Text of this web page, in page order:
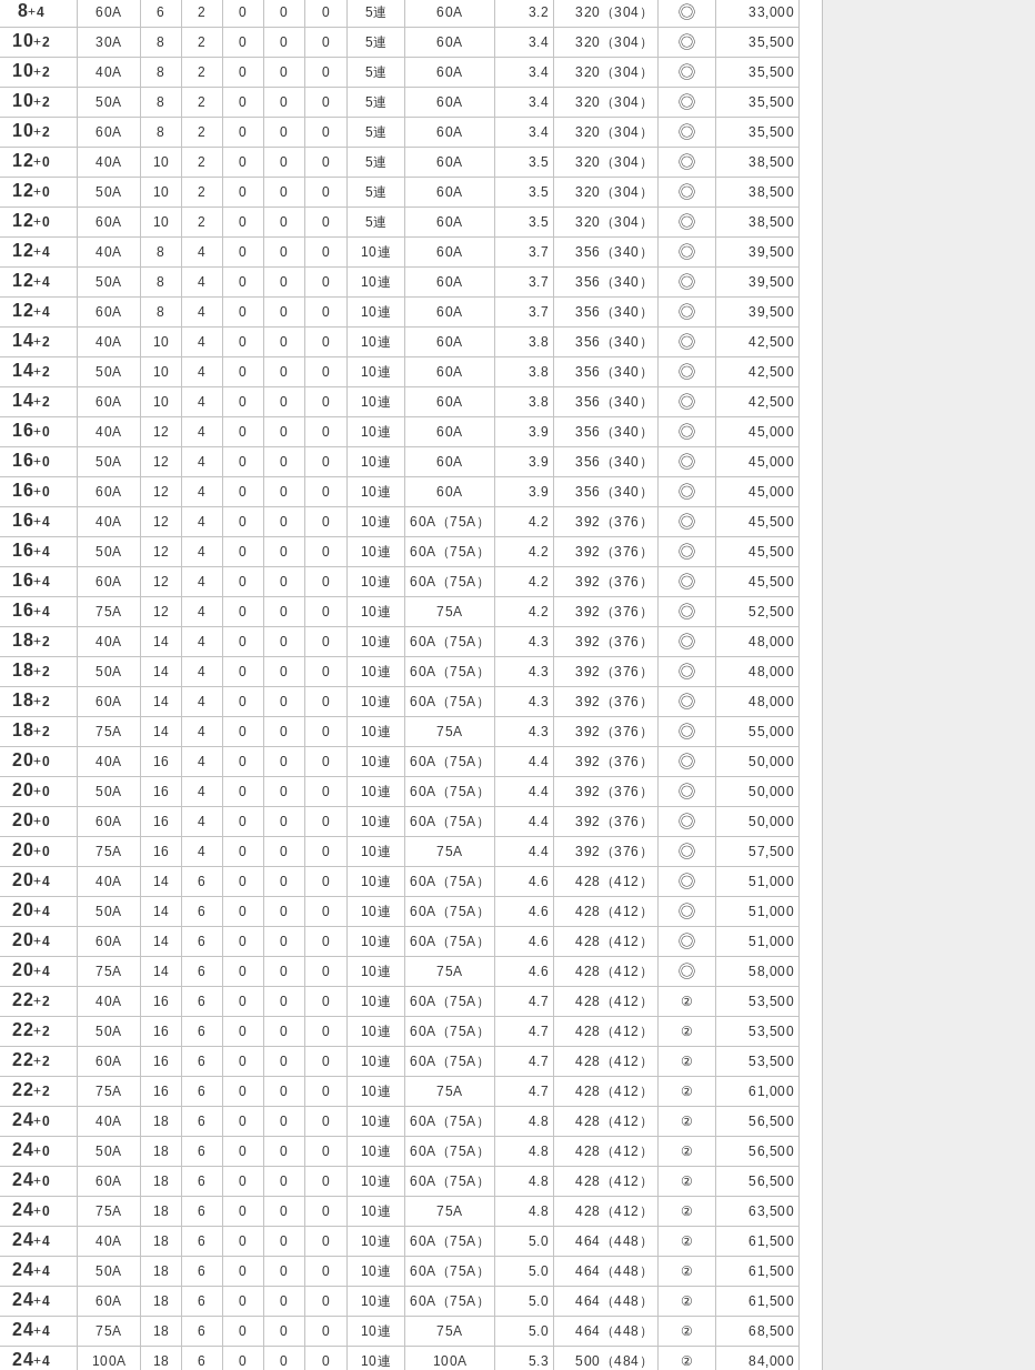
8+4 60A 6 2 0 0 0 5連 60A 3.2 320（304）
33,000
10+2 30A 8 2 0 0 0 5連 60A 3.4 320（304）
35,500
10+2 40A 8 2 0 0 0 5連 60A 3.4 320（304）
35,500
10+2 50A 8 2 0 0 0 5連 60A 3.4 320（304）
35,500
10+2 60A 8 2 0 0 0 5連 60A 3.4 320（304）
35,500
12+0 40A 10 2 0 0 0 5連 60A 3.5 320（304）
38,500
12+0 50A 10 2 0 0 0 5連 60A 3.5 320（304）
38,500
12+0 60A 10 2 0 0 0 5連 60A 3.5 320（304）
38,500
12+4 40A 8 4 0 0 0 10連 60A 3.7 356（340）
39,500
12+4 50A 8 4 0 0 0 10連 60A 3.7 356（340）
39,500
12+4 60A 8 4 0 0 0 10連 60A 3.7 356（340）
39,500
14+2 40A 10 4 0 0 0 10連 60A 3.8 356（340）
42,500
14+2 50A 10 4 0 0 0 10連 60A 3.8 356（340）
42,500
14+2 60A 10 4 0 0 0 10連 60A 3.8 356（340）
42,500
16+0 40A 12 4 0 0 0 10連 60A 3.9 356（340）
45,000
16+0 50A 12 4 0 0 0 10連 60A 3.9 356（340）
45,000
16+0 60A 12 4 0 0 0 10連 60A 3.9 356（340）
45,000
16+4 40A 12 4 0 0 0 10連 60A（75A） 4.2 392（376）
45,500
16+4 50A 12 4 0 0 0 10連 60A（75A） 4.2 392（376）
45,500
16+4 60A 12 4 0 0 0 10連 60A（75A） 4.2 392（376）
45,500
16+4 75A 12 4 0 0 0 10連 75A 4.2 392（376）
52,500
18+2 40A 14 4 0 0 0 10連 60A（75A） 4.3 392（376）
48,000
18+2 50A 14 4 0 0 0 10連 60A（75A） 4.3 392（376）
48,000
18+2 60A 14 4 0 0 0 10連 60A（75A） 4.3 392（376）
48,000
18+2 75A 14 4 0 0 0 10連 75A 4.3 392（376）
55,000
20+0 40A 16 4 0 0 0 10連 60A（75A） 4.4 392（376）
50,000
20+0 50A 16 4 0 0 0 10連 60A（75A） 4.4 392（376）
50,000
20+0 60A 16 4 0 0 0 10連 60A（75A） 4.4 392（376）
50,000
20+0 75A 16 4 0 0 0 10連 75A 4.4 392（376）
57,500
20+4 40A 14 6 0 0 0 10連 60A（75A） 4.6 428（412）
51,000
20+4 50A 14 6 0 0 0 10連 60A（75A） 4.6 428（412）
51,000
20+4 60A 14 6 0 0 0 10連 60A（75A） 4.6 428（412）
51,000
20+4 75A 14 6 0 0 0 10連 75A 4.6 428（412）
58,000
22+2 40A 16 6 0 0 0 10連 60A（75A） 4.7 428（412） ②
53,500
22+2 50A 16 6 0 0 0 10連 60A（75A） 4.7 428（412） ②
53,500
22+2 60A 16 6 0 0 0 10連 60A（75A） 4.7 428（412） ②
53,500
22+2 75A 16 6 0 0 0 10連 75A 4.7 428（412） ②
61,000
24+0 40A 18 6 0 0 0 10連 60A（75A） 4.8 428（412） ②
56,500
24+0 50A 18 6 0 0 0 10連 60A（75A） 4.8 428（412） ②
56,500
24+0 60A 18 6 0 0 0 10連 60A（75A） 4.8 428（412） ②
56,500
24+0 75A 18 6 0 0 0 10連 75A 4.8 428（412） ②
63,500
24+4 40A 18 6 0 0 0 10連 60A（75A） 5.0 464（448） ②
61,500
24+4 50A 18 6 0 0 0 10連 60A（75A） 5.0 464（448） ②
61,500
24+4 60A 18 6 0 0 0 10連 60A（75A） 5.0 464（448） ②
61,500
24+4 75A 18 6 0 0 0 10連 75A 5.0 464（448） ②
68,500
24+4 100A 18 6 0 0 0 10連 100A 5.3 500（484） ②
84,000